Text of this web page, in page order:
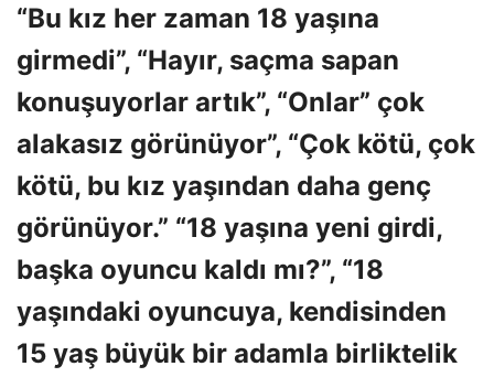
“Bu kız her zaman 18 yaşına
girmedi”, “Hayır, saçma sapan
konuşuyorlar artık”, “Onlar” çok
alakasız görünüyor”, “Çok kötü, çok
kötü, bu kız yaşından daha genç
görünüyor.” “18 yaşına yeni girdi,
başka oyuncu kaldı mı?”, “18
yaşındaki oyuncuya, kendisinden
15 yaş büyük bir adamla birliktelik